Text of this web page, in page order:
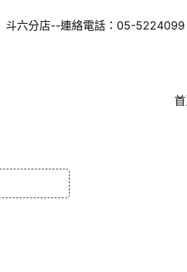
斗六分店--連絡電話：05-5224099